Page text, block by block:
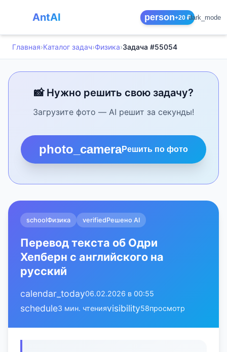
AntAI person+20 ₽dark_mode
Главная›Каталог задач›Физика›Задача #55054
📸 Нужно решить свою задачу?
Загрузите фото — AI решит за секунды!
photo_cameraРешить по фото
schoolФизика verifiedРешено AI
Перевод текста об Одри
Хепберн с английского на
русский
calendar_today06.02.2026 в 00:55
schedule3 мин. чтенияvisibility58просмотр